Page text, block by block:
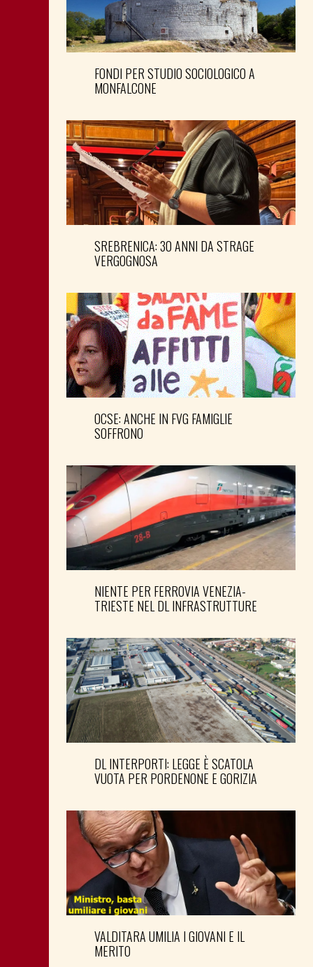
FONDI PER STUDIO SOCIOLOGICO A
MONFALCONE
SREBRENICA: 30 ANNI DA STRAGE
VERGOGNOSA
OCSE: ANCHE IN FVG FAMIGLIE
SOFFRONO
NIENTE PER FERROVIA VENEZIA-
TRIESTE NEL DL INFRASTRUTTURE
DL INTERPORTI: LEGGE È SCATOLA
VUOTA PER PORDENONE E GORIZIA
VALDITARA UMILIA I GIOVANI E IL
MERITO